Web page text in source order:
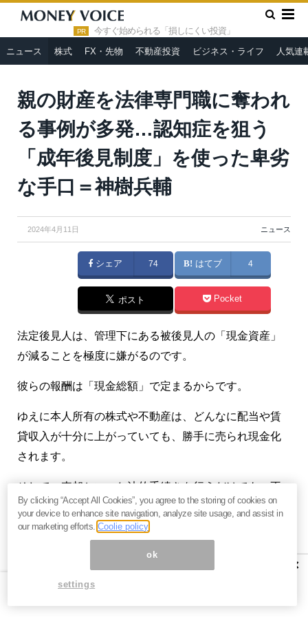
PR 今すぐ始められる「損しにくい投資」
ニュース 株式 FX・先物 不動産投資 ビジネス・ライフ 人気連
HOME » ニュース »
親の財産を法律専門職に奪われる事例が多
発…認知症を狙う「成年後見制度」を使った卑劣な手口＝神樹兵輔
親の財産を法律専門職に奪われ
る事例が多発…認知症を狙う
「成年後見制度」を使った卑劣
な手口＝神樹兵輔
2024年4月11日 ニュース
シェア 74 はてブ 4
ポスト Pocket
法定後見人は、管理下にある被後見人の「現金資産」
が減ることを極度に嫌がるのです。
彼らの報酬は「現金総額」で定まるからです。
ゆえに本人所有の株式や不動産は、どんなに配当や賃
貸収入が十分に上がっていても、勝手に売られ現金化
されます。
そして、売却といった法的手続きを行うだけでも、不
動産業者の法定手数料（3％＋6万円）よりも、はるか
に高額の手数料報酬をガッポリ得られる仕組みになっ
×
By clicking “Accept All Cookies”, you agree to the storing of cookies on
your device to enhance site navigation, analyze site usage, and assist in
our marketing efforts.Coolie policy
ok
settings